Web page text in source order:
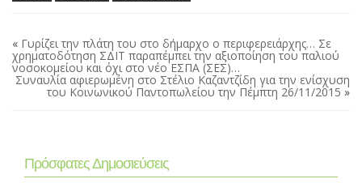
« Γυρίζει την πλάτη του στο δήμαρχο ο περιφερειάρχης… Σε
χρηματοδότηση ΣΔΙΤ παραπέμπει την αξιοποίηση του παλιού
νοσοκομείου και όχι στο νέο ΕΣΠΑ (ΣΕΣ)…
Συναυλία αφιερωμένη στο Στέλιο Καζαντζίδη για την ενίσχυση
του Κοινωνικού Παντοπωλείου την Πέμπτη 26/11/2015 »
Πρόσφατες Δημοσιεύσεις